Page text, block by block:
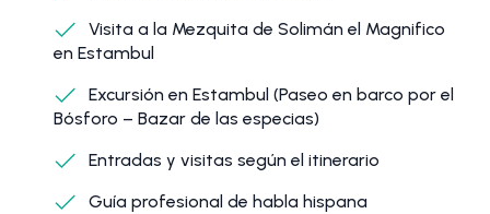
Visita a la Mezquita de Solimán el Magnifico
en Estambul
Excursión en Estambul (Paseo en barco por el
Bósforo – Bazar de las especias)
Entradas y visitas según el itinerario
Guía profesional de habla hispana